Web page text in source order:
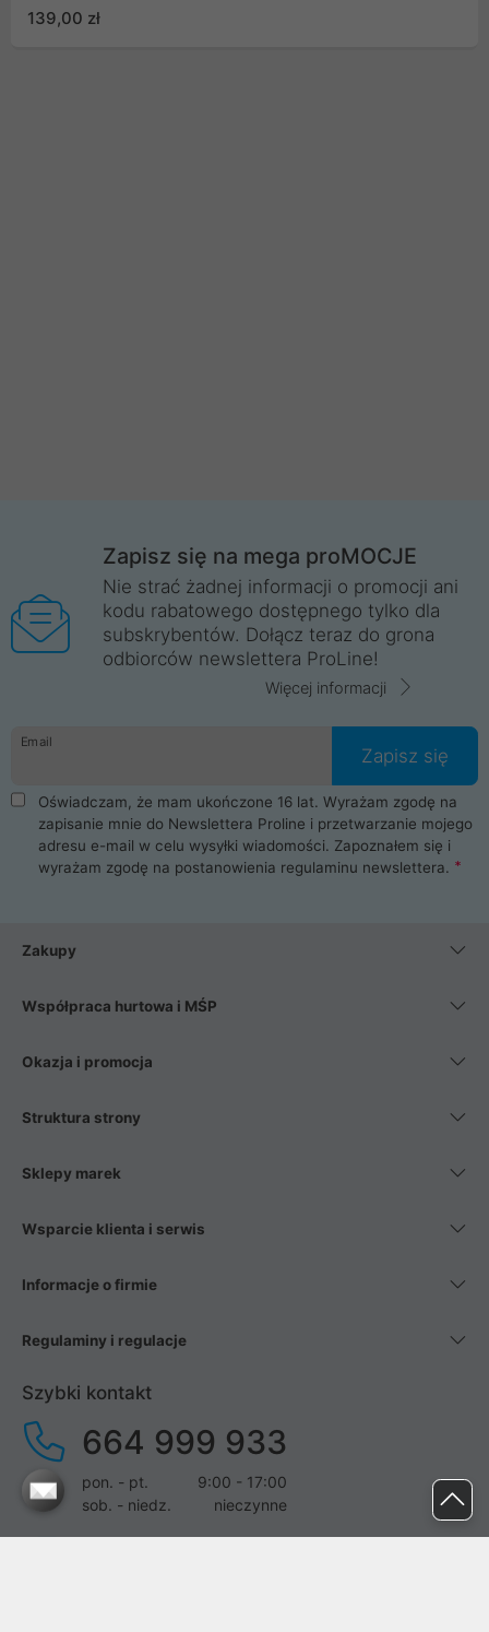
139,00 zł
Zapisz się na mega proMOCJE
Nie strać żadnej informacji o promocji ani
kodu rabatowego dostępnego tylko dla
subskrybentów. Dołącz teraz do grona
odbiorców newslettera ProLine!
Więcej informacji
Email
Zapisz się
Oświadczam, że mam ukończone 16 lat. Wyrażam zgodę na
zapisanie mnie do Newslettera Proline i przetwarzanie mojego
adresu e-mail w celu wysyłki wiadomości. Zapoznałem się i
wyrażam zgodę na postanowienia regulaminu newslettera.
Zakupy
Współpraca hurtowa i MŚP
Okazja i promocja
Struktura strony
Sklepy marek
Wsparcie klienta i serwis
Informacje o firmie
Regulaminy i regulacje
Szybki kontakt
664 999 933
pon. - pt.
9:00 - 17:00
sob. - niedz.
nieczynne